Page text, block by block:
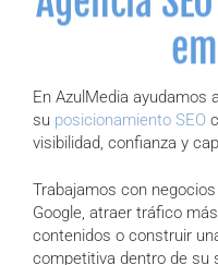
En AzulMedia ayudamos
su posicionamiento SEO
visibilidad, confianza y
Trabajamos con
Google, atraer tráfico
contenidos o construir
competitiva dentro de su